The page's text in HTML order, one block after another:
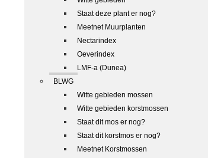
Staat deze plant er nog?
Meetnet Muurplanten
Nectarindex
Oeverindex
LMF-a (Dunea)
BLWG
Witte gebieden mossen
Witte gebieden korstmossen
Staat dit mos er nog?
Staat dit korstmos er nog?
Meetnet Korstmossen